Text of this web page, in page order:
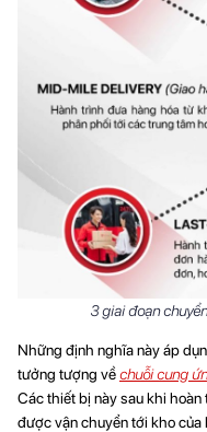
3 giai đoạn
Những định nghĩa này áp
tưởng tượng vềchuỗi cung
Các thiết bị này sau khi
được vận chuyển tới kho của